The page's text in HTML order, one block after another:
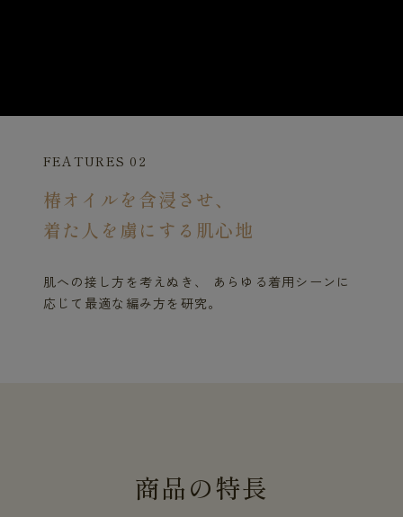
FEATURES 02
椿オイルを含浸させ、
着た人を虜にする肌心地
肌への接し方を考えぬき、 あらゆる着用シーンに
応じて最適な編み方を研究。
商品の特長